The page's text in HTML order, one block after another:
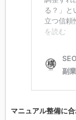
マニュアル整備に